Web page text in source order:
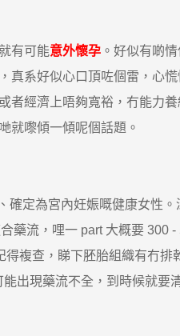
有可能意外懷孕 。好似有啲
真系好似心口頂咗個雷，心慌
經濟上唔夠寬裕，冇能力養
就嚟傾一傾呢個話題。
定為宮內妊娠嘅健康女性。
藥流，哩一 part 大概要 300
複查，睇下胚胎組織有冇排
出現藥流不全，到時候就要